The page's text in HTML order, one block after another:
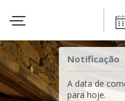
Notificação
A data de
para hoje.